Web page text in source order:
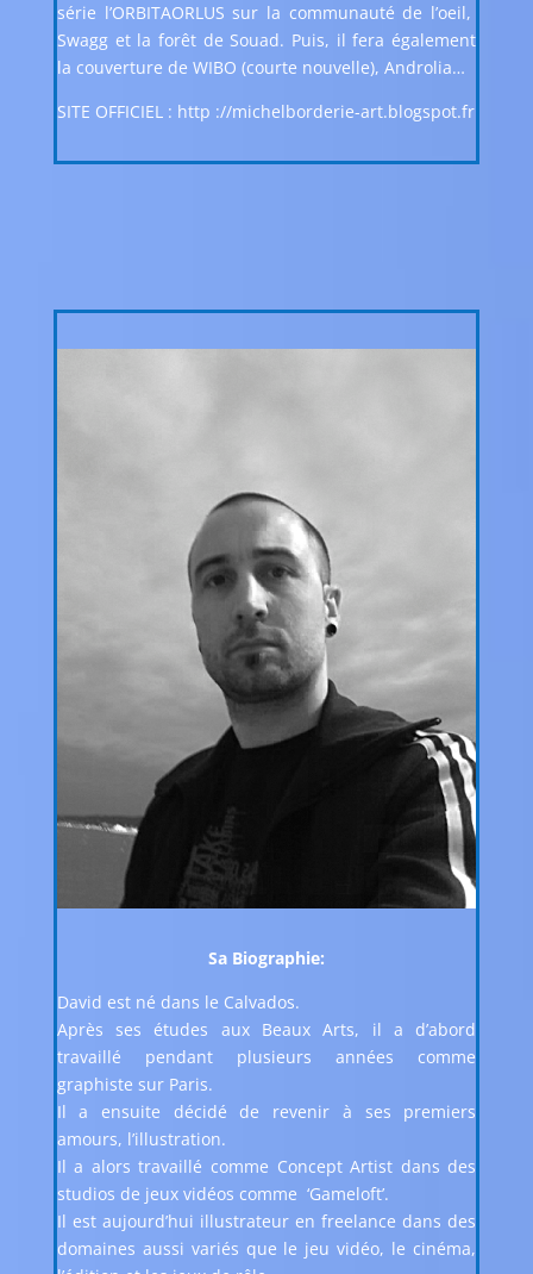
série l’ORBITAORLUS sur la communauté de l’oeil,
Swagg et la forêt de Souad. Puis, il fera également
la couverture de WIBO (courte nouvelle), Androlia…
SITE OFFICIEL : http ://michelborderie-art.blogspot.fr
Sa Biographie:
David est né dans le Calvados.
Après ses études aux Beaux Arts, il a d’abord
travaillé pendant plusieurs années comme
graphiste sur Paris.
Il a ensuite décidé de revenir à ses premiers
amours, l’illustration.
Il a alors travaillé comme Concept Artist dans des
studios de jeux vidéos comme ‘Gameloft’.
Il est aujourd’hui illustrateur en freelance dans des
domaines aussi variés que le jeu vidéo, le cinéma,